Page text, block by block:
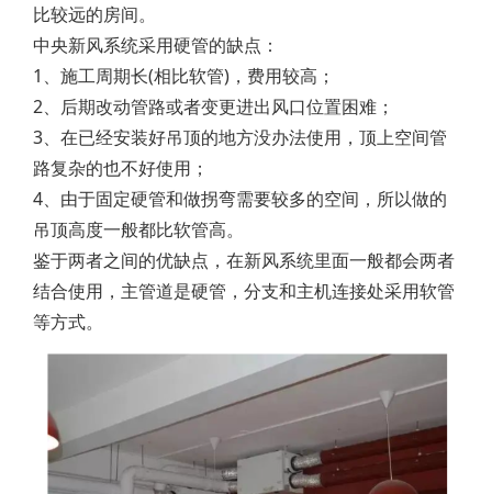
比较远的房间。
中央新风系统采用硬管的缺点：
1、施工周期长(相比软管)，费用较高；
2、后期改动管路或者变更进出风口位置困难；
3、在已经安装好吊顶的地方没办法使用，顶上空间管
路复杂的也不好使用；
4、由于固定硬管和做拐弯需要较多的空间，所以做的
吊顶高度一般都比软管高。
鉴于两者之间的优缺点，在新风系统里面一般都会两者
结合使用，主管道是硬管，分支和主机连接处采用软管
等方式。